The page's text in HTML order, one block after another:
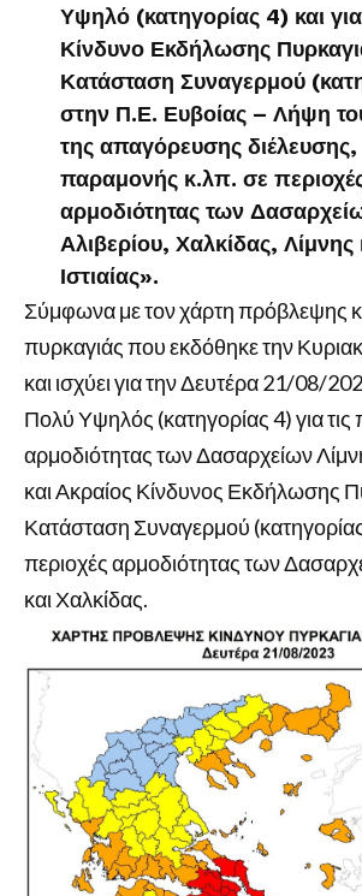
Υψηλό (κατηγορίας 4) και
Κίνδυνο Εκδήλωσης
Κατάσταση Συναγερμού
στην Π.Ε. Ευβοίας – Λήψη
της απαγόρευσης διέλευσης,
παραμονής κ.λπ. σε
αρμοδιότητας των
Αλιβερίου, Χαλκίδας, Λίμνης
Ιστιαίας».
Σύμφωνα με τον χάρτη πρόβλεψης
πυρκαγιάς που εκδόθηκε την
και ισχύει για την Δευτέρα 21/08/
Πολύ Υψηλός (κατηγορίας 4) για τις
αρμοδιότητας των Δασαρχείων
και Ακραίος Κίνδυνος Εκδήλωσης
Κατάσταση Συναγερμού (κατηγορίας
περιοχές αρμοδιότητας των
και Χαλκίδας.